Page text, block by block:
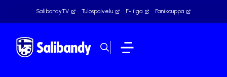
SalibandyTV Tulospalvelu F-liiga Fanikauppa